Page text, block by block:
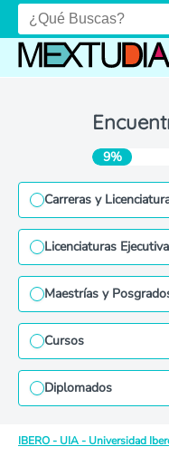
9%
Carreras y
Licenciaturas
Maestrías y
Cursos
Diplomados
IBERO - UIA - Universidad